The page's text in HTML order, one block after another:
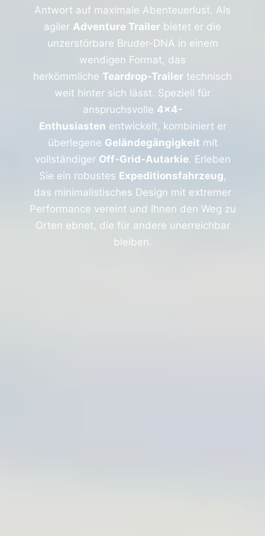
Antwort auf maximale Abenteuerlust. Als
agiler Adventure Trailer bietet er die
unzerstörbare Bruder-DNA in einem
wendigen Format, das
herkömmliche Teardrop-Trailer technisch
weit hinter sich lässt. Speziell für
anspruchsvolle 4×4-
Enthusiasten entwickelt, kombiniert er
überlegene Geländegängigkeit mit
vollständiger Off-Grid-Autarkie. Erleben
Sie ein robustes Expeditionsfahrzeug,
das minimalistisches Design mit extremer
Performance vereint und Ihnen den Weg zu
Orten ebnet, die für andere unerreichbar
bleiben.